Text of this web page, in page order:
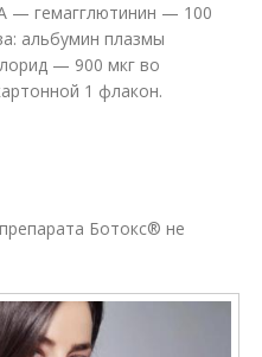
— гемагглютинин — 100
альбумин плазмы
— 900 мкг во
1 флакон.
Ботокс® не